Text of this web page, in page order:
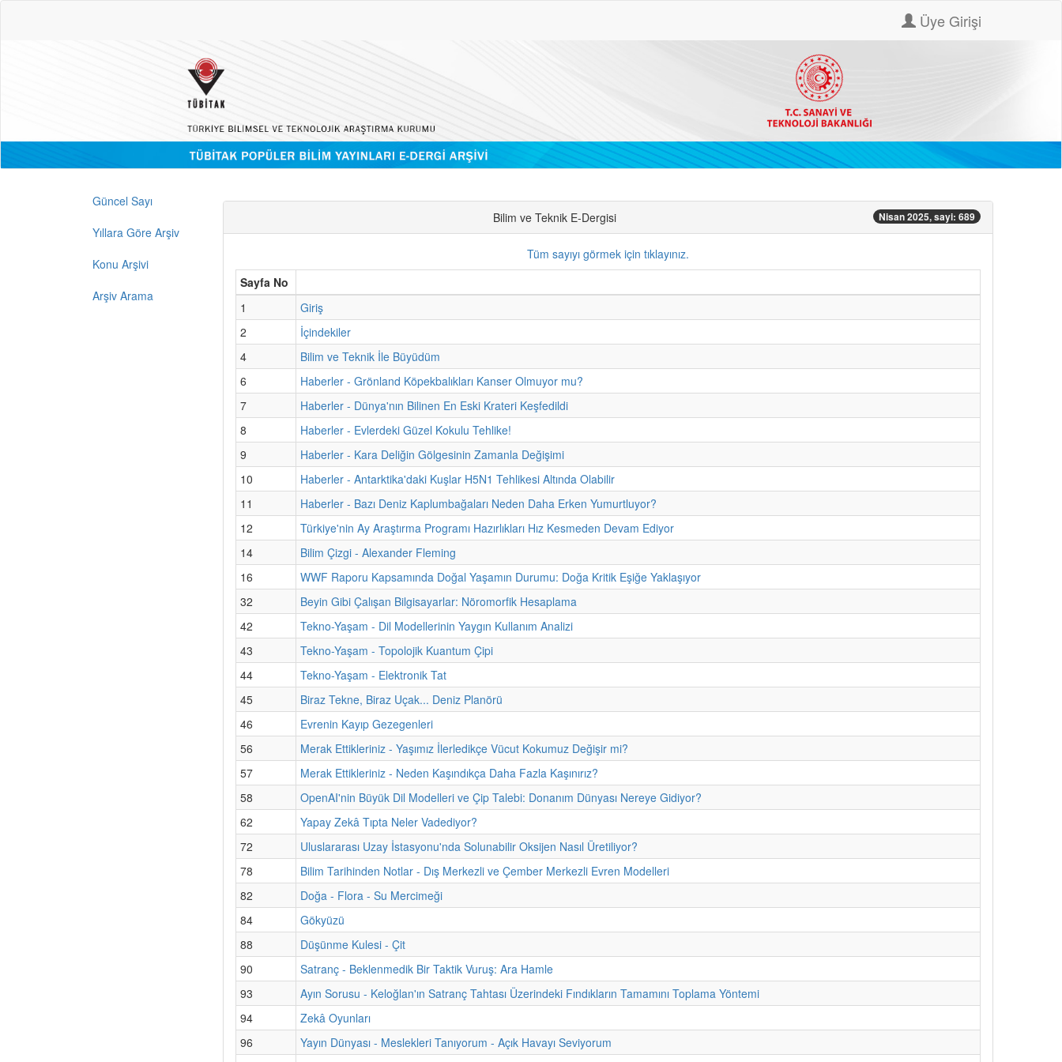
Üye Girişi
Güncel Sayı
Yıllara Göre Arşiv
Konu Arşivi
Arşiv Arama
Bilim ve Teknik E-Dergisi Nisan 2025, sayi: 689
Tüm sayıyı görmek için tıklayınız.
Sayfa No
1
Giriş
2
İçindekiler
4
Bilim ve Teknik İle Büyüdüm
6
Haberler - Grönland Köpekbalıkları Kanser Olmuyor mu?
7
Haberler - Dünya'nın Bilinen En Eski Krateri Keşfedildi
8
Haberler - Evlerdeki Güzel Kokulu Tehlike!
9
Haberler - Kara Deliğin Gölgesinin Zamanla Değişimi
10
Haberler - Antarktika'daki Kuşlar H5N1 Tehlikesi Altında Olabilir
11
Haberler - Bazı Deniz Kaplumbağaları Neden Daha Erken Yumurtluyor?
12
Türkiye'nin Ay Araştırma Programı Hazırlıkları Hız Kesmeden Devam Ediyor
14
Bilim Çizgi - Alexander Fleming
16
WWF Raporu Kapsamında Doğal Yaşamın Durumu: Doğa Kritik Eşiğe Yaklaşıyor
32
Beyin Gibi Çalışan Bilgisayarlar: Nöromorfik Hesaplama
42
Tekno-Yaşam - Dil Modellerinin Yaygın Kullanım Analizi
43
Tekno-Yaşam - Topolojik Kuantum Çipi
44
Tekno-Yaşam - Elektronik Tat
45
Biraz Tekne, Biraz Uçak... Deniz Planörü
46
Evrenin Kayıp Gezegenleri
56
Merak Ettikleriniz - Yaşımız İlerledikçe Vücut Kokumuz Değişir mi?
57
Merak Ettikleriniz - Neden Kaşındıkça Daha Fazla Kaşınırız?
58
OpenAI'nin Büyük Dil Modelleri ve Çip Talebi: Donanım Dünyası Nereye Gidiyor?
62
Yapay Zekâ Tıpta Neler Vadediyor?
72
Uluslararası Uzay İstasyonu'nda Solunabilir Oksijen Nasıl Üretiliyor?
78
Bilim Tarihinden Notlar - Dış Merkezli ve Çember Merkezli Evren Modelleri
82
Doğa - Flora - Su Mercimeği
84
Gökyüzü
88
Düşünme Kulesi - Çit
90
Satranç - Beklenmedik Bir Taktik Vuruş: Ara Hamle
93
Ayın Sorusu - Keloğlan'ın Satranç Tahtası Üzerindeki Fındıkların Tamamını Toplama Yöntemi
94
Zekâ Oyunları
96
Yayın Dünyası - Meslekleri Tanıyorum - Açık Havayı Seviyorum